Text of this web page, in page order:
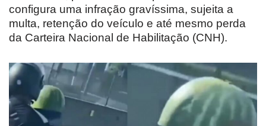
configura uma infração gravíssima, sujeita a
multa, retenção do veículo e até mesmo perda
da Carteira Nacional de Habilitação (CNH).